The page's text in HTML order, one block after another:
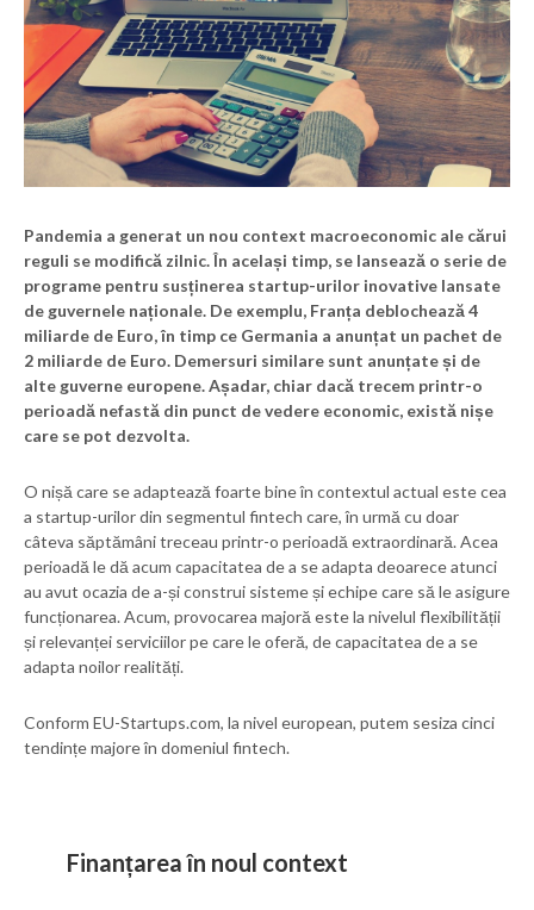
Pandemia a generat un nou context macroeconomic ale cărui
reguli se modifică zilnic. În același timp, se lansează o serie de
programe pentru susținerea startup-urilor inovative lansate
de guvernele naționale. De exemplu, Franța deblochează 4
miliarde de Euro, în timp ce Germania a anunțat un pachet de
2 miliarde de Euro. Demersuri similare sunt anunțate și de
alte guverne europene. Așadar, chiar dacă trecem printr-o
perioadă nefastă din punct de vedere economic, există nișe
care se pot dezvolta.
O nișă care se adaptează foarte bine în contextul actual este cea
a startup-urilor din segmentul fintech care, în urmă cu doar
câteva săptămâni treceau printr-o perioadă extraordinară. Acea
perioadă le dă acum capacitatea de a se adapta deoarece atunci
au avut ocazia de a-și construi sisteme și echipe care să le asigure
funcționarea. Acum, provocarea majoră este la nivelul flexibilității
și relevanței serviciilor pe care le oferă, de capacitatea de a se
adapta noilor realități.
Conform EU-Startups.com, la nivel european, putem sesiza cinci
tendințe majore în domeniul fintech.
Finanțarea în noul context